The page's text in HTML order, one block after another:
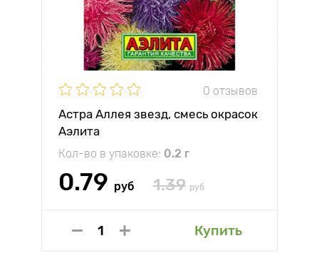
0 отзывов
Астра Аллея звезд, смесь окрасок
Аэлита
Кол-во в упаковке: 0.2 г
0.79 руб 1.39 руб
Купить